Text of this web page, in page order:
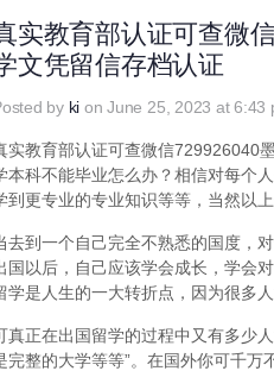
实教育部认证可查微
文凭留信存档认证
by ki on June 25, 2023 at 6:43
实教育部认证可查微信729926040
本科不能毕业怎么办？相信对每个
到更专业的专业知识等等，当然以
去到一个自己完全不熟悉的国度，
国以后，自己应该学会成长，学会
学是人生的一大转折点，因为很多
真正在出国留学的过程中又有多少
完整的大学等等”。在国外你可千万